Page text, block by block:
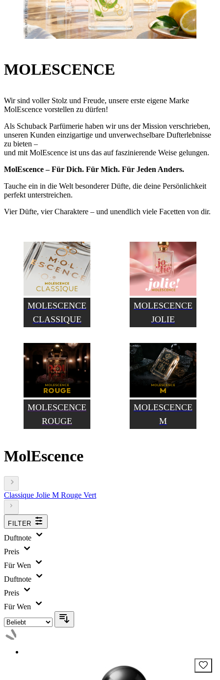
MOLESCENCE
Wir sind voller Stolz und Freude, unsere erste eigene Marke
MolEscence vorstellen zu dürfen!
Als Schuback Parfümerie haben wir uns der Mission verschrieben,
unseren Kunden einzigartige und unverwechselbare Dufterlebnisse
zu bieten –
und mit MolEscence ist uns das auf faszinierende Weise gelungen.
MolEscence – Für Dich. Für Mich. Für Jeden Anders.
Tauche ein in die Welt besonderer Düfte, die deine Persönlichkeit
perfekt unterstreichen.
Vier Düfte, vier Charaktere – und unendlich viele Facetten von dir.
MOLESCENCE
CLASSIQUE
MOLESCENCE
JOLIE
MOLESCENCE
ROUGE
MOLESCENCE
M
MolEscence
Classique Jolie M Rouge Vert
FILTER
Duftnote
Preis
Für Wen
Duftnote
Preis
Für Wen